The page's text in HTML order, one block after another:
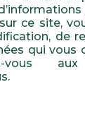
ce site,
de
qui vous
vous